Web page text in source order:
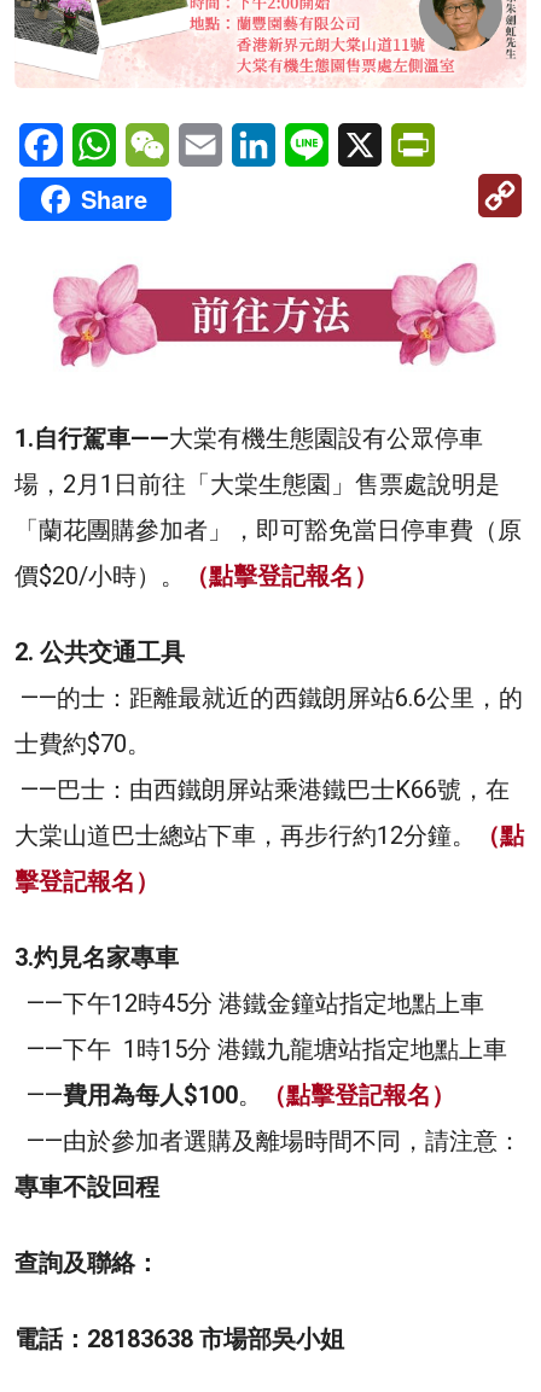
FacebookWhatsAppWeChatEmail LinkedInLine X
Share
1.自行駕車——大棠有機生態園設有公眾停車
場，2月1日前往「大棠生態園」售票處說明是
「蘭花團購參加者」，即可豁免當日停車費（原
價$20/小時）。
（點擊登記報名）
2. 公共交通工具
——的士：距離最就近的西鐵朗屏站6.6公里，的
士費約$70。
——巴士：由西鐵朗屏站乘港鐵巴士K66號，在
大棠山道巴士總站下車，再步行約12分鐘。
（點
擊登記報名）
3.灼見名家專車
——下午12時45分 港鐵金鐘站指定地點上車
——下午 1時15分 港鐵九龍塘站指定地點上車
——費用為每人$100。
（點擊登記報名）
——由於參加者選購及離場時間不同，請注意：
專車不設回程
查詢及聯絡：
電話：28183638 市場部吳小姐